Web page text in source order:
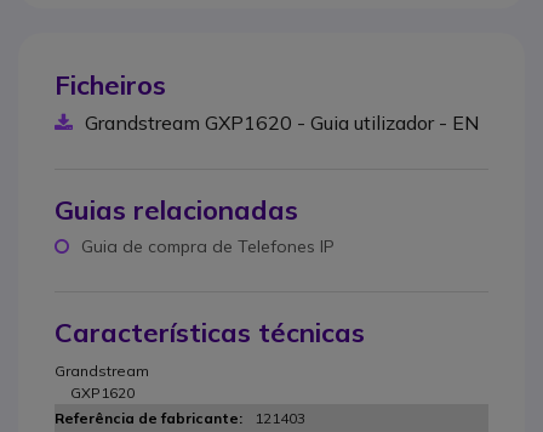
Ficheiros
Grandstream GXP1620 - Guia utilizador - EN
Guias relacionadas
Guia de compra de Telefones IP
Características técnicas
Grandstream
GXP1620
121403